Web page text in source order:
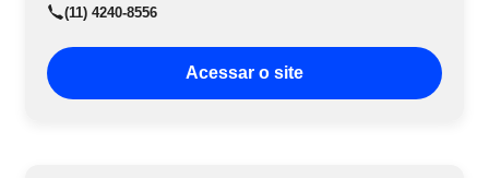
(11) 4240-8556
Acessar o site